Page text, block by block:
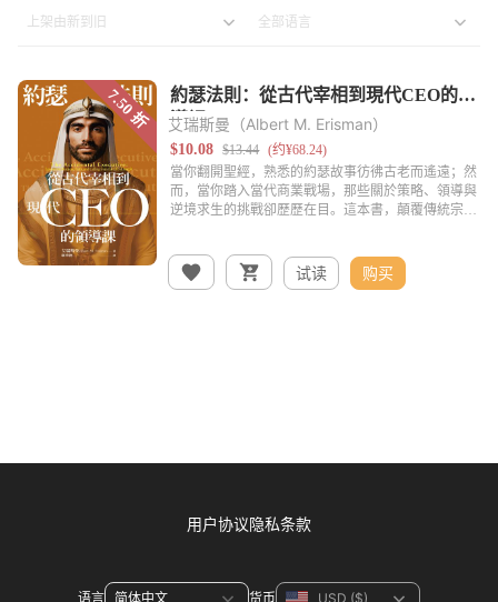
艾瑞斯曼（Albert M. Erisman）
试读 购买
用户协议隐私条款
语言 货币